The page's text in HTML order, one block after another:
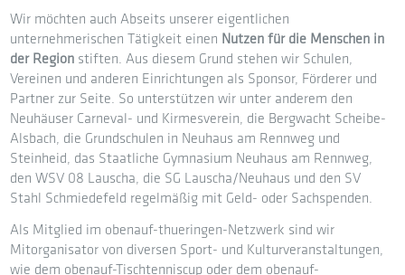
Wir möchten auch Abseits unserer eigentlichen
unternehmerischen Tätigkeit einen Nutzen für die Menschen in
der Region stiften. Aus diesem Grund stehen wir Schulen,
Vereinen und anderen Einrichtungen als Sponsor, Förderer und
Partner zur Seite. So unterstützen wir unter anderem den
Neuhäuser Carneval- und Kirmesverein, die Bergwacht Scheibe-
Alsbach, die Grundschulen in Neuhaus am Rennweg und
Steinheid, das Staatliche Gymnasium Neuhaus am Rennweg,
den WSV 08 Lauscha, die SG Lauscha/Neuhaus und den SV
Stahl Schmiedefeld regelmäßig mit Geld- oder Sachspenden.
Als Mitglied im obenauf-thueringen-Netzwerk sind wir
Mitorganisator von diversen Sport- und Kulturveranstaltungen,
wie dem obenauf-Tischtenniscup oder dem obenauf-